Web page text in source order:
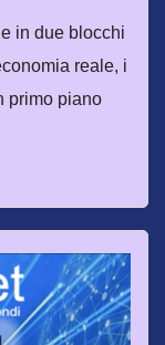
in due blocchi
reale, i
primo piano